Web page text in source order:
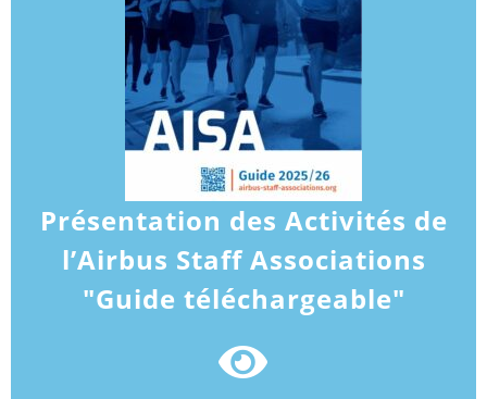
Présentation des Activités de
l’Airbus Staff Associations
"Guide téléchargeable"